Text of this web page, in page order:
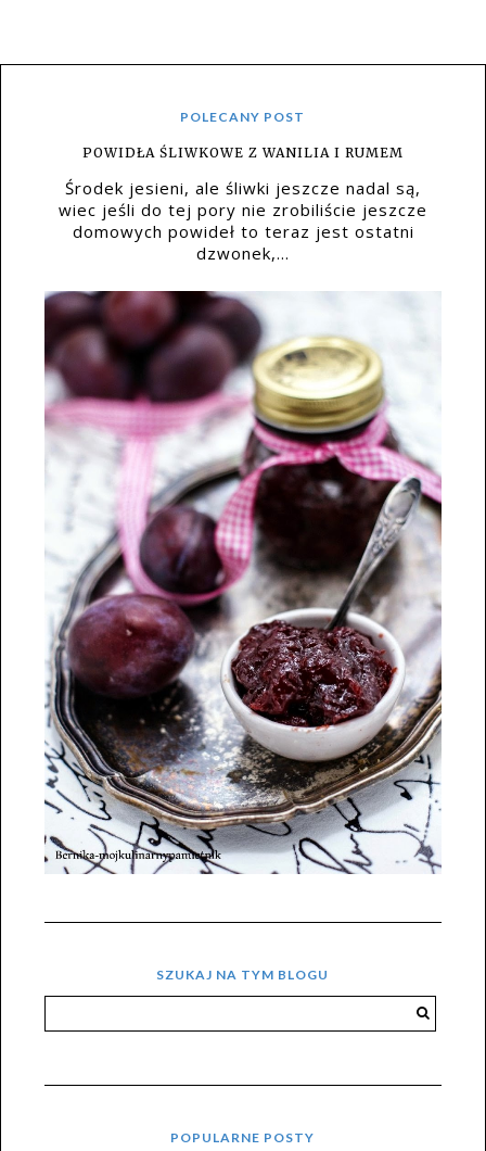
POLECANY POST
POWIDŁA ŚLIWKOWE Z WANILIA I RUMEM
Środek jesieni, ale śliwki jeszcze nadal są,
wiec jeśli do tej pory nie zrobiliście jeszcze
domowych powideł to teraz jest ostatni
dzwonek,...
SZUKAJ NA TYM BLOGU
POPULARNE POSTY